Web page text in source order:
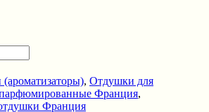
, Отдушки для
Франция,
Франция